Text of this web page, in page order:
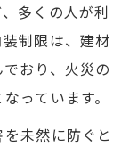
多くの人が利
制限は、建材
おり、火災の
っています。
未然に防ぐと